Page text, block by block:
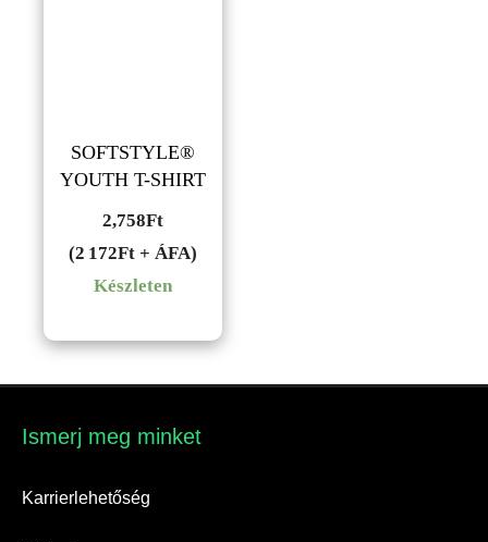
SOFTSTYLE®
YOUTH T-SHIRT
2,758Ft
(2 172Ft + ÁFA)
Készleten
Ismerj meg minket​
Karrierlehetőség